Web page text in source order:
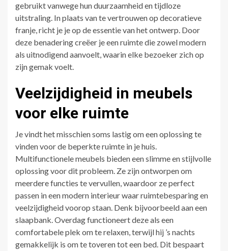
gebruikt vanwege hun duurzaamheid en tijdloze
uitstraling. In plaats van te vertrouwen op decoratieve
franje, richt je je op de essentie van het ontwerp. Door
deze benadering creëer je een ruimte die zowel modern
als uitnodigend aanvoelt, waarin elke bezoeker zich op
zijn gemak voelt.
Veelzijdigheid in meubels
voor elke ruimte
Je vindt het misschien soms lastig om een oplossing te
vinden voor de beperkte ruimte in je huis.
Multifunctionele meubels bieden een slimme en stijlvolle
oplossing voor dit probleem. Ze zijn ontworpen om
meerdere functies te vervullen, waardoor ze perfect
passen in een modern interieur waar ruimtebesparing en
veelzijdigheid voorop staan. Denk bijvoorbeeld aan een
slaapbank. Overdag functioneert deze als een
comfortabele plek om te relaxen, terwijl hij ’s nachts
gemakkelijk is om te toveren tot een bed. Dit bespaart